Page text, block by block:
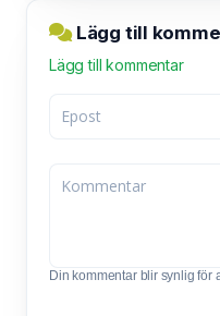
Lägg till
Lägg till kommentar
Din kommentar blir synlig för